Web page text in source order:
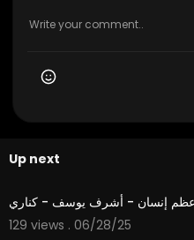
Up next
إنسان - أشرف يوسف - كناري
129 views . 06/28/25